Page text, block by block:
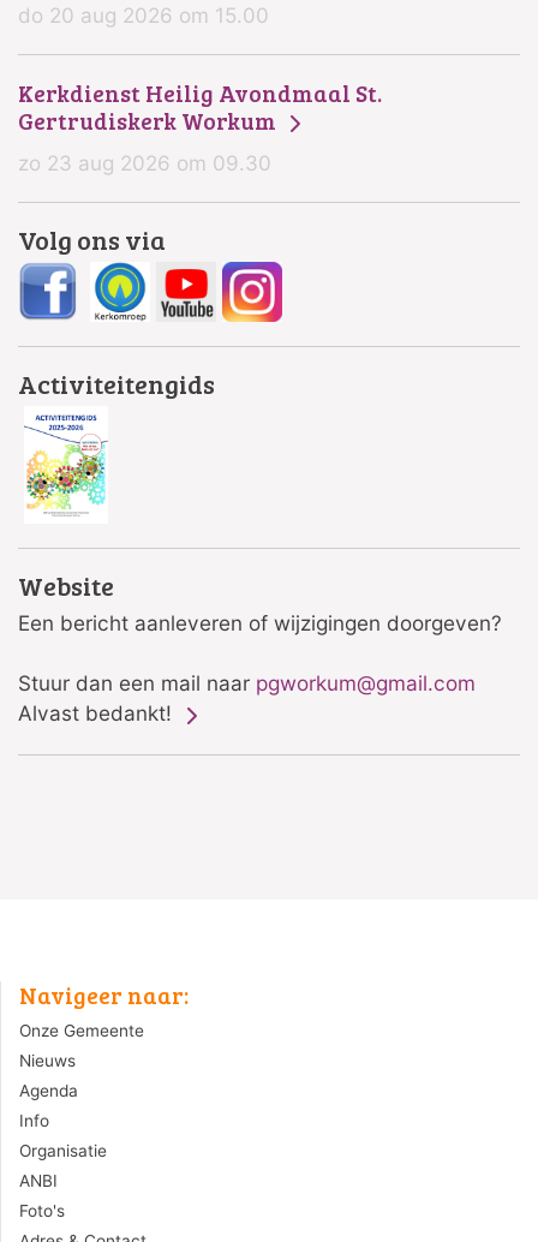
do 20 aug 2026 om 15.00
Kerkdienst Heilig Avondmaal St.
Gertrudiskerk Workum
zo 23 aug 2026 om 09.30
Volg ons via
Activiteitengids
Website
Een bericht aanleveren of wijzigingen doorgeven?
Stuur dan een mail naar pgworkum@gmail.com
Alvast bedankt!
Navigeer naar:
Onze Gemeente
Nieuws
Agenda
Info
Organisatie
ANBI
Foto's